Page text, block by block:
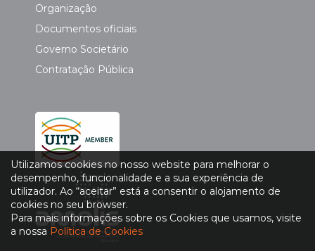
Organização
Documentos oficiais
Governo Societário
Contratação Pública
Utilizamos cookies no nosso website para melhorar o
desempenho, funcionalidade e a sua experiência de
utilizador. Ao “aceitar” está a consentir o alojamento de
cookies no seu browser.
Para mais informações sobre os Cookies que usamos, visite
a nossa Política de Cookies